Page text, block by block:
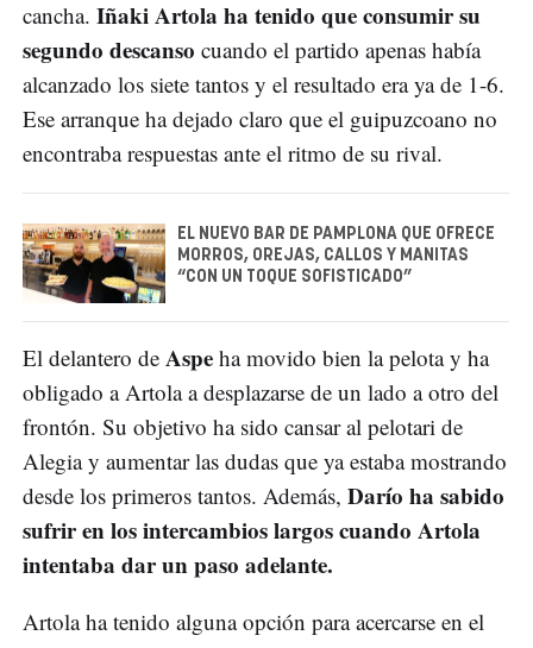
cancha. Iñaki Artola ha tenido que consumir su
segundo descanso cuando el partido apenas había
alcanzado los siete tantos y el resultado era ya de 1-6.
Ese arranque ha dejado claro que el guipuzcoano no
encontraba respuestas ante el ritmo de su rival.
EL NUEVO BAR DE PAMPLONA QUE OFRECE
MORROS, OREJAS, CALLOS Y MANITAS
“CON UN TOQUE SOFISTICADO”
El delantero de Aspe ha movido bien la pelota y ha
obligado a Artola a desplazarse de un lado a otro del
frontón. Su objetivo ha sido cansar al pelotari de
Alegia y aumentar las dudas que ya estaba mostrando
desde los primeros tantos. Además, Darío ha sabido
sufrir en los intercambios largos cuando Artola
intentaba dar un paso adelante.
Artola ha tenido alguna opción para acercarse en el